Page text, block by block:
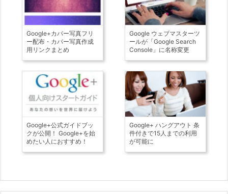
Google+カバー写真フリ
ー配布・カバー写真作成
用リンクまとめ
Google ウェブマスターツ
ールが「Google Search
Console」に名称変更
Google+公式ガイドブッ
クが公開！ Google+を始
めたい人におすすめ！
Google+ ハングアウト 条
件付きで15人までの利用
が可能に